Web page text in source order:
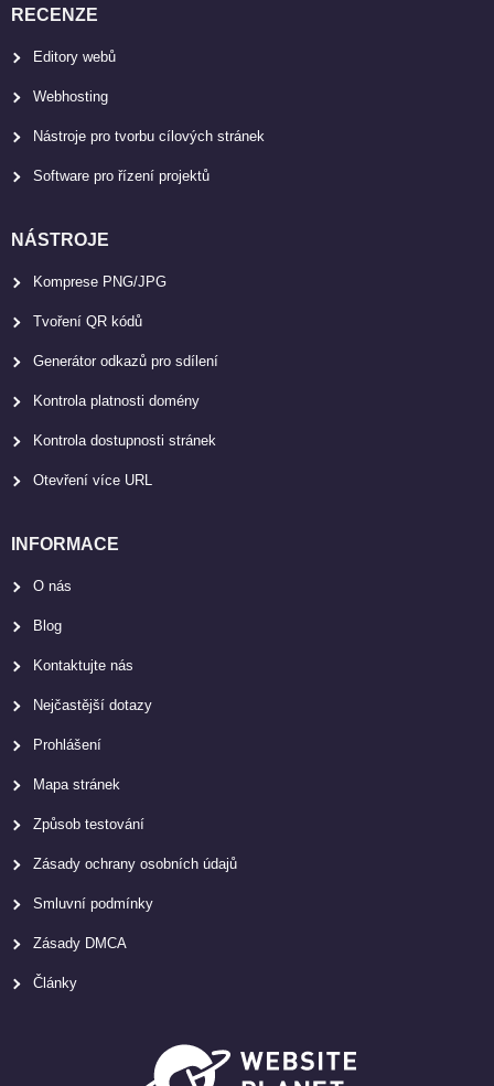
RECENZE
Editory webů
Webhosting
Nástroje pro tvorbu cílových stránek
Software pro řízení projektů
NÁSTROJE
Komprese PNG/JPG
Tvoření QR kódů
Generátor odkazů pro sdílení
Kontrola platnosti domény
Kontrola dostupnosti stránek
Otevření více URL
INFORMACE
O nás
Blog
Kontaktujte nás
Nejčastější dotazy
Prohlášení
Mapa stránek
Způsob testování
Zásady ochrany osobních údajů
Smluvní podmínky
Zásady DMCA
Články